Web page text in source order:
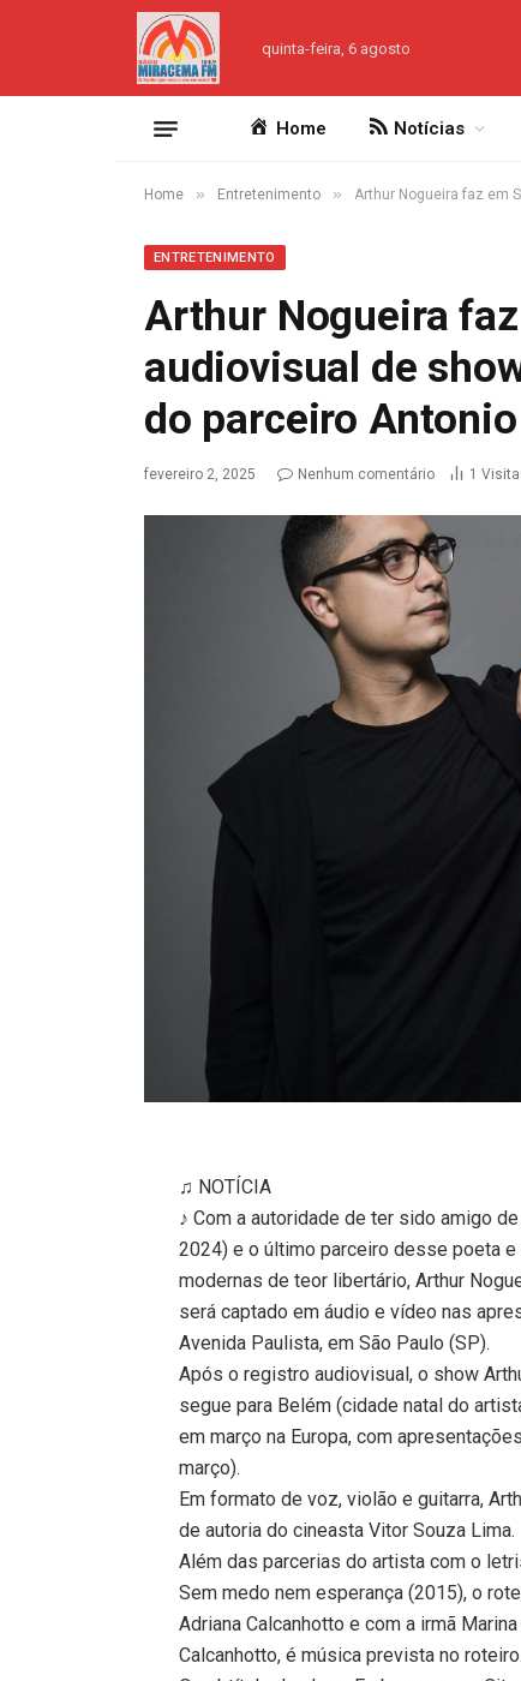
quinta-feira, 6 agosto
Home Notícias
Home » Entretenimento » Arthur Nogueira faz em
ENTRETENIMENTO
Arthur Nogueira
audiovisual de
do parceiro
fevereiro 2, 2025 Nenhum comentário 1
♫ NOTÍCIA
♪ Com a autoridade de ter sido amigo
2024) e o último parceiro desse poeta
modernas de teor libertário, Arthur
será captado em áudio e vídeo nas
Avenida Paulista, em São Paulo (SP).
Após o registro audiovisual, o show
segue para Belém (cidade natal do
em março na Europa, com
março).
Em formato de voz, violão e guitarra,
de autoria do cineasta Vitor Souza Lima.
Além das parcerias do artista com o
Sem medo nem esperança (2015), o
Adriana Calcanhotto e com a irmã
Calcanhotto, é música prevista no roteiro.